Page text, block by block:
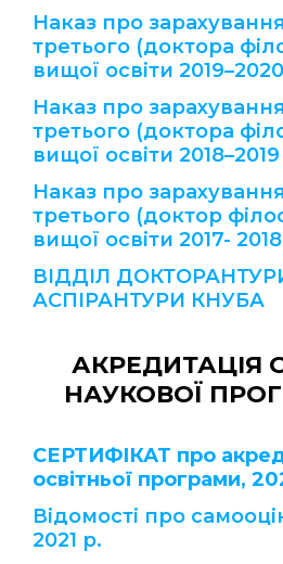
Наказ про
третього (доктора
вищої освіти
Наказ про
третього (доктора
вищої освіти
Наказ про
третього (доктор
вищої освіти 2017-
ВІДДІЛ
АСПІРАНТУРИ КНУБА
АКРЕДИТАЦІЯ
НАУКОВОЇ
СЕРТИФІКАТ про
освітньої програми,
Відомості про
2021 р.